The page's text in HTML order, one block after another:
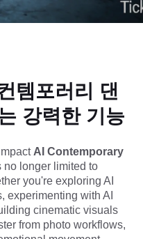
워크플로우의 AI 댄스
는 임팩트가 높은 AI
적, 갤러리 수준의 비
하면 됩니다.
템포러리 댄
강력한 기능
AI Contemporary
no longer limited to
you're exploring AI
experimenting with AI
cinematic visuals
from photo workflows,